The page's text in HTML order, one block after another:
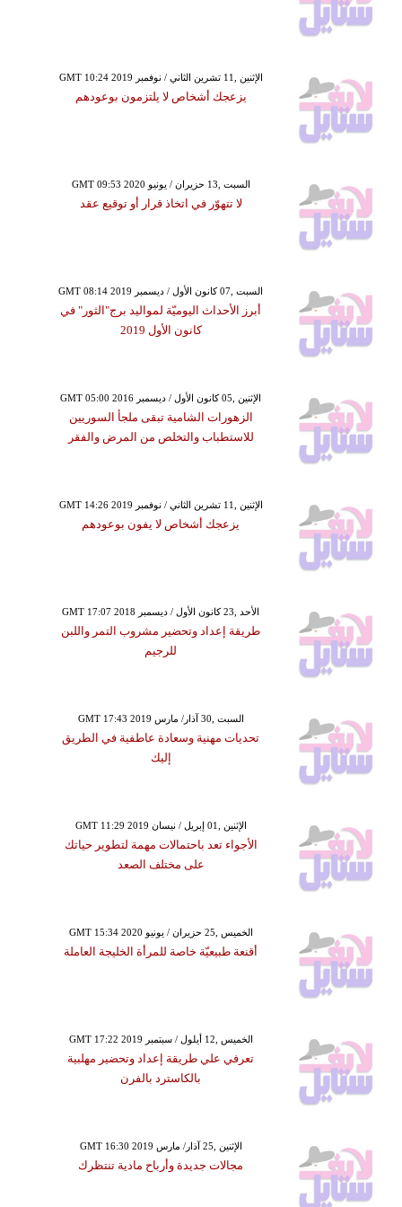
GMT 10:24 2019 الإثنين ,11 تشرين الثاني / نوفمبر
يزعجك أشخاص لا يلتزمون بوعودهم
GMT 09:53 2020 السبت ,13 حزيران / يونيو
لا تتهوّر في اتخاذ قرار أو توقيع عقد
GMT 08:14 2019 السبت ,07 كانون الأول / ديسمبر
أبرز الأحداث اليوميّة لمواليد برج"الثور" في
كانون الأول 2019
GMT 05:00 2016 الإثنين ,05 كانون الأول / ديسمبر
الزهورات الشامية تبقى ملجأ السوريين
للاستطباب والتخلص من المرض والفقر
GMT 14:26 2019 الإثنين ,11 تشرين الثاني / نوفمبر
يزعجك أشخاص لا يفون بوعودهم
GMT 17:07 2018 الأحد ,23 كانون الأول / ديسمبر
طريقة إعداد وتحضير مشروب التمر واللبن
للرجيم
GMT 17:43 2019 السبت ,30 آذار/ مارس
تحديات مهنية وسعادة عاطفية في الطريق
إليك
GMT 11:29 2019 الإثنين ,01 إبريل / نيسان
الأجواء تعد باحتمالات مهمة لتطوير حياتك
على مختلف الصعد
GMT 15:34 2020 الخميس ,25 حزيران / يونيو
أقنعة طبيعيّة خاصة للمرأة الخليجة العاملة
GMT 17:22 2019 الخميس ,12 أيلول / سبتمبر
تعرفي علي طريقة إعداد وتحضير مهلبية
بالكاسترد بالفرن
GMT 16:30 2019 الإثنين ,25 آذار/ مارس
مجالات جديدة وأرباح مادية تنتظرك